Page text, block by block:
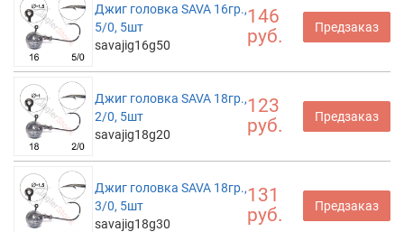
Джиг головка SAVA 16гр.,
5/0, 5шт
savajig16g50
146
руб.
Предзаказ
Джиг головка SAVA 18гр.,
2/0, 5шт
savajig18g20
123
руб.
Предзаказ
Джиг головка SAVA 18гр.,
3/0, 5шт
savajig18g30
131
руб.
Предзаказ